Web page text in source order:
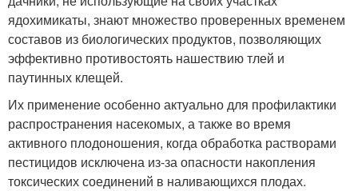
ядохимикаты, знают множество проверенных временем
составов из биологических продуктов, позволяющих
эффективно противостоять нашествию тлей и
паутинных клещей.
Их применение особенно актуально для профилактики
распространения насекомых, а также во время
активного плодоношения, когда обработка растворами
пестицидов исключена из-за опасности накопления
токсических соединений в наливающихся плодах.